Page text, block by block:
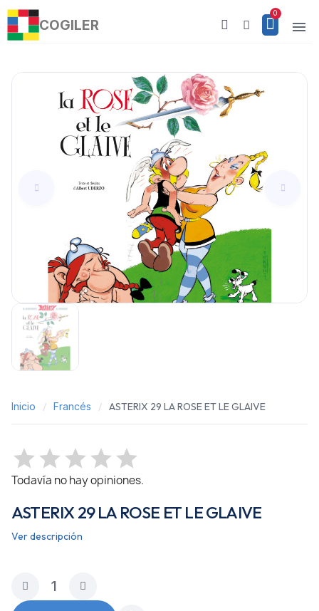
COGILER
Inicio Francés ASTERIX 29 LA ROSE ET LE GLAIVE
Todavía no hay opiniones.
ASTERIX 29 LA ROSE ET LE GLAIVE
Ver descripción